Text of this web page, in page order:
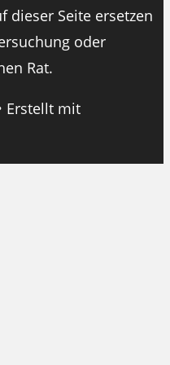
dieser Seite ersetzen
oder
Rat.
Erstellt mit